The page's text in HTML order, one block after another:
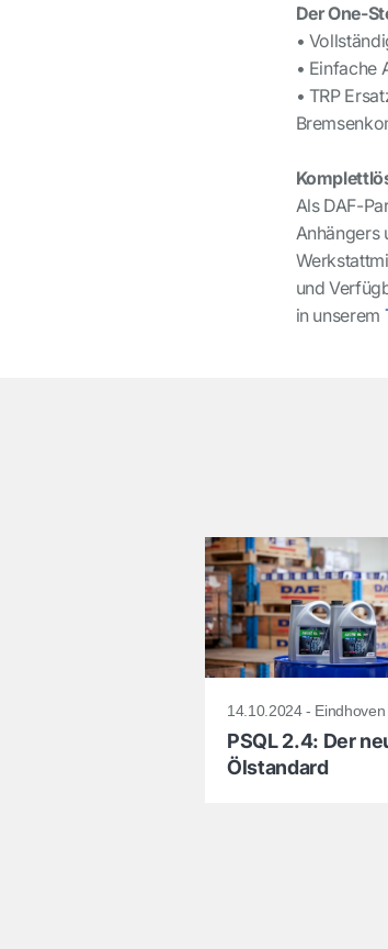
Der One-
•
• Einfache
• TRP
Als DAF-
Anhängers
und
in unserem
14.10.2024 - Eindhoven
PSQL 2.4: Der
Ölstandard